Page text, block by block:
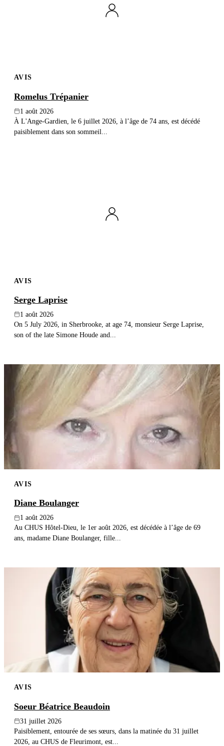
AVIS
Romelus Trépanier
1 août 2026
À L'Ange-Gardien, le 6 juillet 2026, à l’âge de 74 ans, est décédé
paisiblement dans son sommeil...
AVIS
Serge Laprise
1 août 2026
On 5 July 2026, in Sherbrooke, at age 74, monsieur Serge Laprise,
son of the late Simone Houde and...
AVIS
Diane Boulanger
1 août 2026
Au CHUS Hôtel-Dieu, le 1er août 2026, est décédée à l’âge de 69
ans, madame Diane Boulanger, fille...
AVIS
Soeur Béatrice Beaudoin
31 juillet 2026
Paisiblement, entourée de ses sœurs, dans la matinée du 31 juillet
2026, au CHUS de Fleurimont, est...